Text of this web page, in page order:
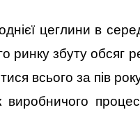
цеглини в
ринку збуту обсяг
всього за пів